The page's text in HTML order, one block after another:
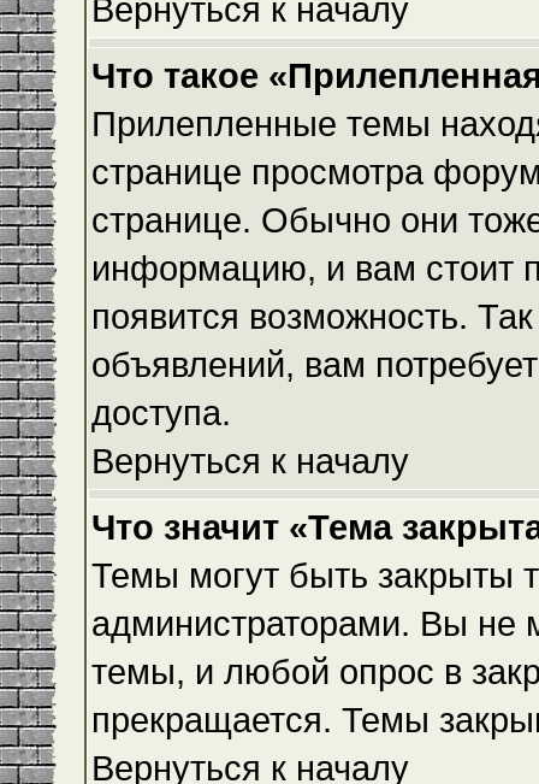
Вернуться к началу
Что такое
Прилепленные темы
странице просмотра
странице. Обычно они
информацию, и вам стоит
появится возможность.
объявлений, вам
доступа.
Вернуться к началу
Что значит «Тема
Темы могут быть закрыты
администраторами. Вы не
темы, и любой опрос в
прекращается. Темы
Вернуться к началу